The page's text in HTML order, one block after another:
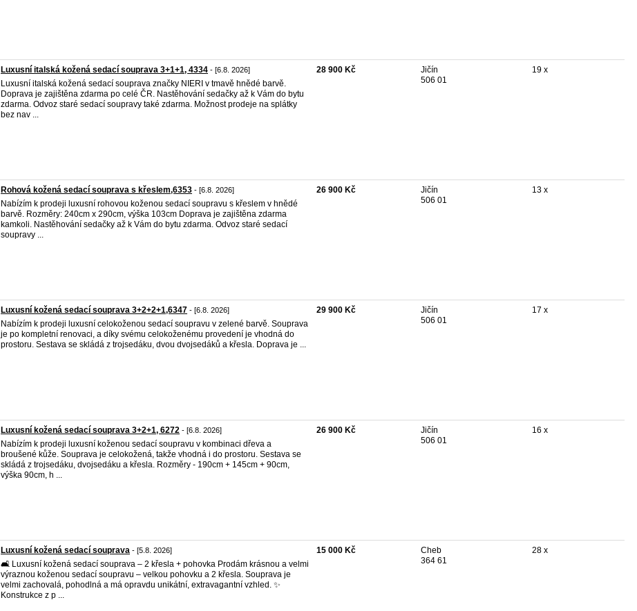
Luxusní italská kožená sedací souprava 3+1+1, 4334 - [6.8. 2026]
Luxusní italská kožená sedací souprava značky NIERI v tmavě hnědé barvě.
Doprava je zajištěna zdarma po celé ČR. Nastěhování sedačky až k Vám do bytu
zdarma. Odvoz staré sedací soupravy také zdarma. Možnost prodeje na splátky
bez nav ...
28 900 Kč
Jičín
506 01
19 x
Rohová kožená sedací souprava s křeslem,6353 - [6.8. 2026]
Nabízím k prodeji luxusní rohovou koženou sedací soupravu s křeslem v hnědé
barvě. Rozměry: 240cm x 290cm, výška 103cm Doprava je zajištěna zdarma
kamkoli. Nastěhování sedačky až k Vám do bytu zdarma. Odvoz staré sedací
soupravy ...
26 900 Kč
Jičín
506 01
13 x
Luxusní kožená sedací souprava 3+2+2+1,6347 - [6.8. 2026]
Nabízím k prodeji luxusní celokoženou sedací soupravu v zelené barvě. Souprava
je po kompletní renovaci, a díky svému celokoženému provedení je vhodná do
prostoru. Sestava se skládá z trojsedáku, dvou dvojsedáků a křesla. Doprava je ...
29 900 Kč
Jičín
506 01
17 x
Luxusní kožená sedací souprava 3+2+1, 6272 - [6.8. 2026]
Nabízím k prodeji luxusní koženou sedací soupravu v kombinaci dřeva a
broušené kůže. Souprava je celokožená, takže vhodná i do prostoru. Sestava se
skládá z trojsedáku, dvojsedáku a křesla. Rozměry - 190cm + 145cm + 90cm,
výška 90cm, h ...
26 900 Kč
Jičín
506 01
16 x
Luxusní kožená sedací souprava - [5.8. 2026]
🛋️ Luxusní kožená sedací souprava – 2 křesla + pohovka Prodám krásnou a velmi
výraznou koženou sedací soupravu – velkou pohovku a 2 křesla. Souprava je
velmi zachovalá, pohodlná a má opravdu unikátní, extravagantní vzhled. ✨
Konstrukce z p ...
15 000 Kč
Cheb
364 61
28 x